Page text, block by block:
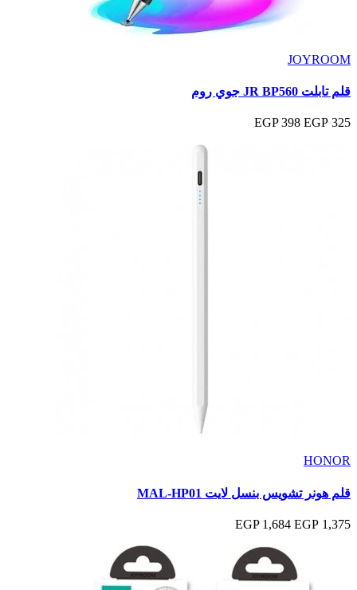
JOYROOM
قلم تابلت JR BP560 جوي روم
325 EGP
398 EGP
HONOR
قلم هونر تشويس بنسل لايت MAL-HP01
1,375 EGP
1,684 EGP